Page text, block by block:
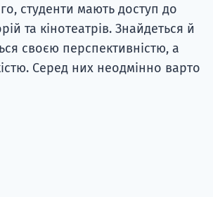
студенти мають доступ до
та кінотеатрів. Знайдеться й
своєю перспективністю, а
Серед них неодмінно варто